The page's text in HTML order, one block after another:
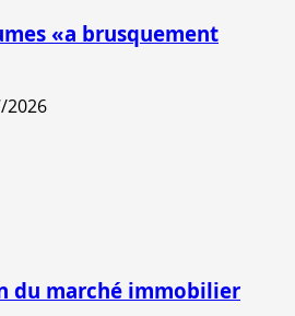
«a brusquement
2026
du marché immobilier